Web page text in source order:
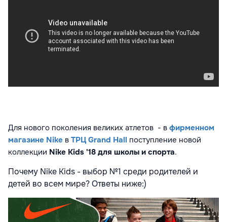
Для нового поколения великих атлетов - в фирменном
магазине Nike в ТРЦ Grand Hall поступление новой
коллекции Nike Kids '18 для школы и спорта.
Почему Nike Kids - выбор №1 среди родителей и
детей во всем мире? Ответы ниже:)